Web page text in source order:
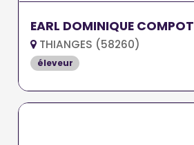
EARL DOMINIQUE COMPOT
THIANGES (58260)
éleveur